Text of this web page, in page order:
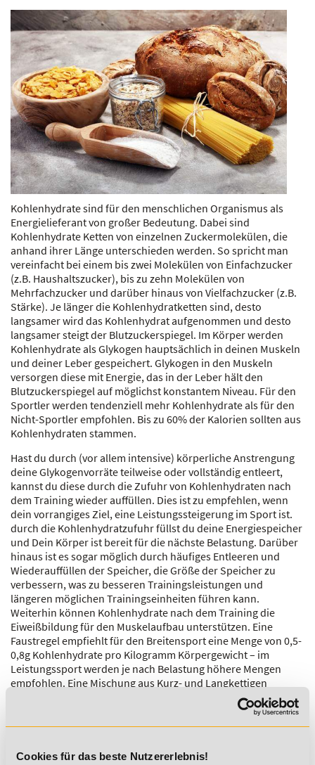
Cookies für das beste Nutzererlebnis!
Kohlenhydrate sind für den menschlichen Organismus als
Energielieferant von großer Bedeutung. Dabei sind
Kohlenhydrate Ketten von einzelnen Zuckermolekülen, die
anhand ihrer Länge unterschieden werden. So spricht man
vereinfacht bei einem bis zwei Molekülen von Einfachzucker
(z.B. Haushaltszucker), bis zu zehn Molekülen von
Mehrfachzucker und darüber hinaus von Vielfachzucker (z.B.
Stärke). Je länger die Kohlenhydratketten sind, desto
langsamer wird das Kohlenhydrat aufgenommen und desto
langsamer steigt der Blutzuckerspiegel. Im Körper werden
Kohlenhydrate als Glykogen hauptsächlich in deinen Muskeln
und deiner Leber gespeichert. Glykogen in den Muskeln
versorgen diese mit Energie, das in der Leber hält den
Blutzuckerspiegel auf möglichst konstantem Niveau. Für den
Sportler werden tendenziell mehr Kohlenhydrate als für den
Nicht-Sportler empfohlen. Bis zu 60% der Kalorien sollten aus
Kohlenhydraten stammen.
Hast du durch (vor allem intensive) körperliche Anstrengung
deine Glykogenvorräte teilweise oder vollständig entleert,
kannst du diese durch die Zufuhr von Kohlenhydraten nach
dem Training wieder auffüllen. Dies ist zu empfehlen, wenn
dein vorrangiges Ziel, eine Leistungssteigerung im Sport ist.
durch die Kohlenhydratzufuhr füllst du deine Energiespeicher
und Dein Körper ist bereit für die nächste Belastung. Darüber
hinaus ist es sogar möglich durch häufiges Entleeren und
Wiederauffüllen der Speicher, die Größe der Speicher zu
verbessern, was zu besseren Trainingsleistungen und
längeren möglichen Trainingseinheiten führen kann.
Weiterhin können Kohlenhydrate nach dem Training die
Eiweißbildung für den Muskelaufbau unterstützen. Eine
Faustregel empfiehlt für den Breitensport eine Menge von 0,5-
0,8g Kohlenhydrate pro Kilogramm Körpergewicht – im
Leistungssport werden je nach Belastung höhere Mengen
empfohlen. Eine Mischung aus Kurz- und Langkettigen
verlieren, oder trainierst du eher selten und wenig intensiv,